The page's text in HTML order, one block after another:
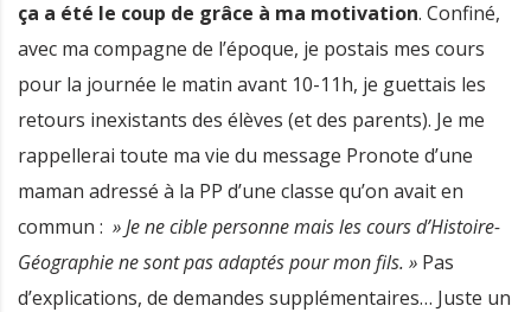
ça a été le coup de grâce à ma motivation. Confiné,
avec ma compagne de l’époque, je postais mes cours
pour la journée le matin avant 10-11h, je guettais les
retours inexistants des élèves (et des parents). Je me
rappellerai toute ma vie du message Pronote d’une
maman adressé à la PP d’une classe qu’on avait en
commun : » Je ne cible personne mais les cours d’Histoire-
Géographie ne sont pas adaptés pour mon fils. » Pas
d’explications, de demandes supplémentaires… Juste un